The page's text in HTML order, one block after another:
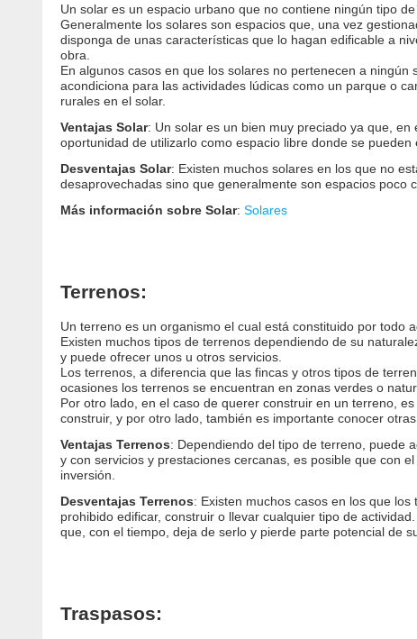
Un solar es un espacio urbano que no contiene ningún tipo
Generalmente los solares son espacios que, una vez
disponga de unas características que lo hagan edificable a
obra.
En algunos casos en que los solares no pertenecen a
acondiciona para las actividades lúdicas como un parque o
rurales en el solar.
Ventajas Solar: Un solar es un bien muy preciado ya que,
oportunidad de utilizarlo como espacio libre donde se
Desventajas Solar: Existen muchos solares en los que no
desaprovechadas sino que generalmente son espacios poco
Más información sobre Solar: Solares
Terrenos:
Un terreno es un organismo el cual está constituido por todo
Existen muchos tipos de terrenos dependiendo de su
y puede ofrecer unos u otros servicios.
Los terrenos, a diferencia que las fincas y otros tipos de
ocasiones los terrenos se encuentran en zonas verdes o
Por otro lado, en el caso de querer construir en un terreno,
construir, y por otro lado, también es importante conocer
Ventajas Terrenos: Dependiendo del tipo de terreno, puede
y con servicios y prestaciones cercanas, es posible que con
inversión.
Desventajas Terrenos: Existen muchos casos en los que
prohibido edificar, construir o llevar cualquier tipo de
que, con el tiempo, deja de serlo y pierde parte potencial de
Traspasos: